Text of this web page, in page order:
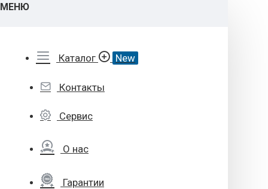
МЕНЮ
Каталог New
Контакты
Сервис
О нас
Гарантии